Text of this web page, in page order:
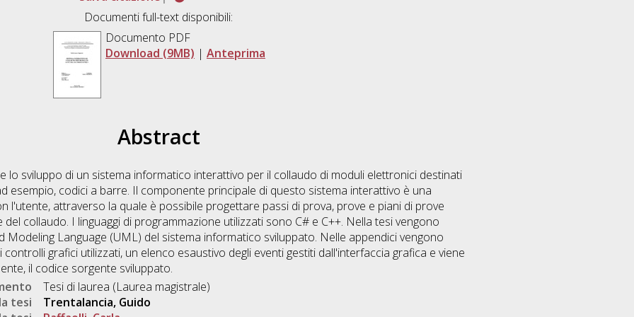
Documenti full-text disponibili:
Documento PDF
Download (9MB) | Anteprima
Abstract
lo sviluppo di un sistema informatico interattivo per il collaudo di moduli elettronici destinati
esempio, codici a barre. Il componente principale di questo sistema interattivo è una
l'utente, attraverso la quale è possibile progettare passi di prova, prove e piani di prove
collaudo. I linguaggi di programmazione utilizzati sono C# e C++. Nella tesi vengono
Modeling Language (UML) del sistema informatico sviluppato. Nelle appendici vengono
grafici utilizzati, un elenco esaustivo degli eventi gestiti dall'interfaccia grafica e viene
il codice sorgente sviluppato.
Tesi di laurea (Laurea magistrale)
tesi
Trentalancia, Guido